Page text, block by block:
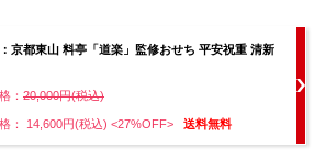
京都東山 料亭「道楽」監修おせち 平安祝重 清新
： 20,000円(税込)
： 14,600円(税込) <27%OFF> 送料無料